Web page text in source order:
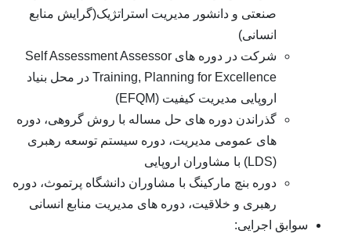
صنعتی و دانشور مدیریت استراتژیک(گرایش منابع
انسانی)
شرکت در دوره های Self Assessment Assessor
Training, Planning for Excellence در محل بنیاد
اروپایی مدیریت کیفیت (EFQM)
گذراندن دوره های حل مساله با روش گروهی، دوره
های عمومی مدیریت، دوره سیستم توسعه رهبری
(LDS) با مشاوران اروپایی
دوره بنچ ماركینگ با مشاوران دانشگاه پرتموث، دوره
رهبری و خلاقیت، دوره های مدیریت منابع انسانی
سوابق اجرایی: